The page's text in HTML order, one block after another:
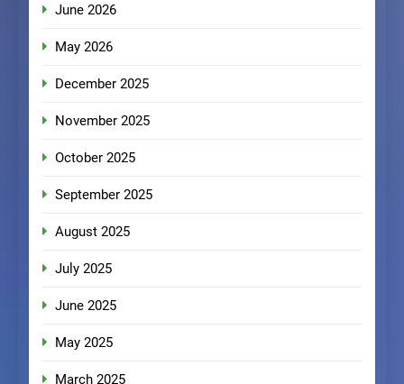
June 2026
May 2026
December 2025
November 2025
October 2025
September 2025
August 2025
July 2025
June 2025
May 2025
March 2025